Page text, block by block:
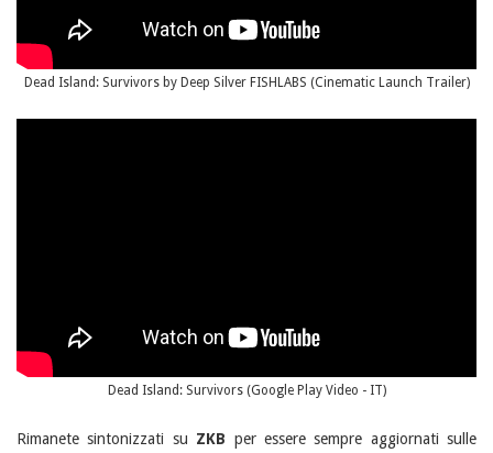
Dead Island: Survivors by Deep Silver FISHLABS (Cinematic Launch Trailer)
Dead Island: Survivors (Google Play Video - IT)
Rimanete sintonizzati su ZKB per essere sempre aggiornati sulle